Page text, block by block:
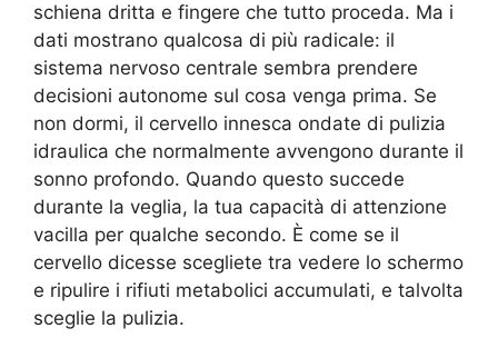
schiena dritta e fingere che tutto proceda. Ma i
dati mostrano qualcosa di più radicale: il
sistema nervoso centrale sembra prendere
decisioni autonome sul cosa venga prima. Se
non dormi, il cervello innesca ondate di pulizia
idraulica che normalmente avvengono durante il
sonno profondo. Quando questo succede
durante la veglia, la tua capacità di attenzione
vacilla per qualche secondo. È come se il
cervello dicesse scegliete tra vedere lo schermo
e ripulire i rifiuti metabolici accumulati, e talvolta
sceglie la pulizia.